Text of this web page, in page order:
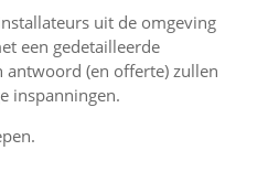
uit de omgeving
een gedetailleerde
(en offerte) zullen
inspanningen.